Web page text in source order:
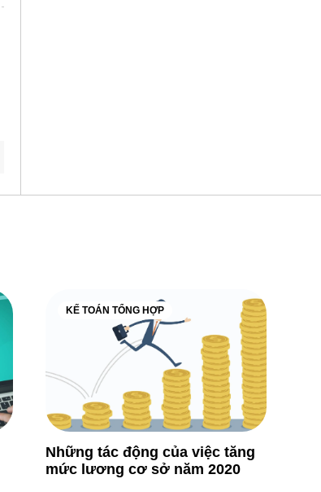
KẾ TOÁN TỔNG HỢP
Những tác động của việc tăng
mức lương cơ sở năm 2020